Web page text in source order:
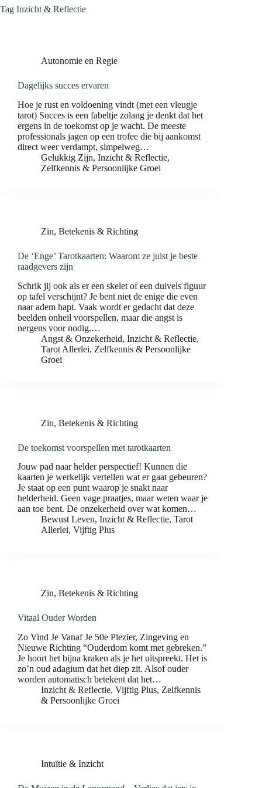
Tag Inzicht & Reflectie
Autonomie en Regie
Dagelijks succes ervaren
Hoe je rust en voldoening vindt (met een vleugje
tarot) Succes is een fabeltje zolang je denkt dat het
ergens in de toekomst op je wacht. De meeste
professionals jagen op een trofee die bij aankomst
direct weer verdampt, simpelweg…
Gelukkig Zijn, Inzicht & Reflectie,
Zelfkennis & Persoonlijke Groei
Zin, Betekenis & Richting
De ‘Enge’ Tarotkaarten: Waarom ze juist je beste
raadgevers zijn
Schrik jij ook als er een skelet of een duivels figuur
op tafel verschijnt? Je bent niet de enige die even
naar adem hapt. Vaak wordt er gedacht dat deze
beelden onheil voorspellen, maar die angst is
nergens voor nodig.…
Angst & Onzekerheid, Inzicht & Reflectie,
Tarot Allerlei, Zelfkennis & Persoonlijke
Groei
Zin, Betekenis & Richting
De toekomst voorspellen met tarotkaarten
Jouw pad naar helder perspectief! Kunnen die
kaarten je werkelijk vertellen wat er gaat gebeuren?
Je staat op een punt waarop je snakt naar
helderheid. Geen vage praatjes, maar weten waar je
aan toe bent. De onzekerheid over wat komen…
Bewust Leven, Inzicht & Reflectie, Tarot
Allerlei, Vijftig Plus
Zin, Betekenis & Richting
Vitaal Ouder Worden
Zo Vind Je Vanaf Je 50e Plezier, Zingeving en
Nieuwe Richting “Ouderdom komt met gebreken.”
Je hoort het bijna kraken als je het uitspreekt. Het is
zo’n oud adagium dat het diep zit. Alsof ouder
worden automatisch betekent dat het…
Inzicht & Reflectie, Vijftig Plus, Zelfkennis
& Persoonlijke Groei
Intuïtie & Inzicht